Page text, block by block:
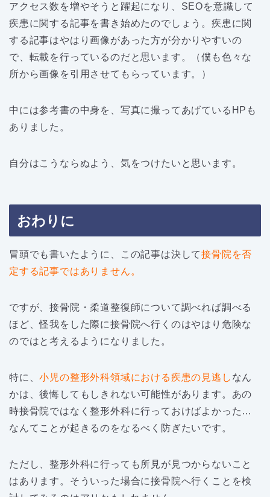
アクセス数を増やそうと躍起になり、SEOを意識して
疾患に関する記事を書き始めたのでしょう。疾患に関
する記事はやはり画像があった方が分かりやすいの
で、転載を行っているのだと思います。（僕も色々な
所から画像を引用させてもらっています。）
中には参考書の中身を、写真に撮ってあげているHPも
ありました。
自分はこうならぬよう、気をつけたいと思います。
おわりに
冒頭でも書いたように、この記事は決して接骨院を否
定する記事ではありません。
ですが、接骨院・柔道整復師について調べれば調べる
ほど、怪我をした際に接骨院へ行くのはやはり危険な
のではと考えるようになりました。
特に、小児の整形外科領域における疾患の見逃し なん
かは、後悔してもしきれない可能性があります。あの
時接骨院ではなく整形外科に行っておけばよかった…
なんてことが起きるのをなるべく防ぎたいです。
ただし、整形外科に行っても所見が見つからないこと
はあります。そういった場合に接骨院へ行くことを検